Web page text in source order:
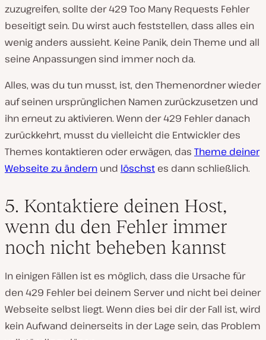
zuzugreifen, sollte der 429 Too Many Requests Fehler
beseitigt sein. Du wirst auch feststellen, dass alles ein
wenig anders aussieht. Keine Panik, dein Theme und all
seine Anpassungen sind immer noch da.
Alles, was du tun musst, ist, den Themenordner wieder
auf seinen ursprünglichen Namen zurückzusetzen und
ihn erneut zu aktivieren. Wenn der 429 Fehler danach
zurückkehrt, musst du vielleicht die Entwickler des
Themes kontaktieren oder erwägen, das Theme deiner
Webseite zu ändern und löschst es dann schließlich.
5. Kontaktiere deinen Host,
wenn du den Fehler immer
noch nicht beheben kannst
In einigen Fällen ist es möglich, dass die Ursache für
den 429 Fehler bei deinem Server und nicht bei deiner
Webseite selbst liegt. Wenn dies bei dir der Fall ist, wird
kein Aufwand deinerseits in der Lage sein, das Problem